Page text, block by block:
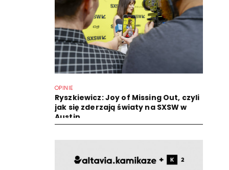
OPINIE
Ryszkiewicz: Joy of Missing Out, czyli
jak się zderzają światy na SXSW w
Austin